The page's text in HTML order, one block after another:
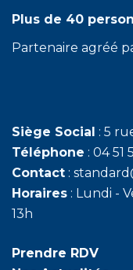
Plus de 40
Partenaire agréé
Siège Social : 5
Téléphone : 04 51
Contact :
Horaires : Lundi -
13h
Prendre RDV